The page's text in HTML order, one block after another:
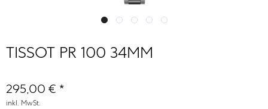
TISSOT PR 100 34MM
295,00 € *
inkl. MwSt.